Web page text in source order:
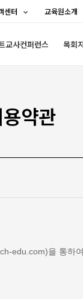
센터 교육원소개
교사컨퍼런스 목회
약관
edu.com)을 통하